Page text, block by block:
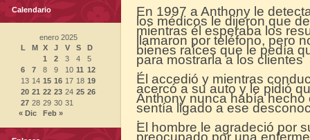
Calendario
enero 2025
L
M X J V S
D
1
2 3 4
5
6
7 8 9 10 11 12
13 14 15 16 17 18 19
20 21 22 23 24 25 26
27 28 29 30 31
« Dic
Feb »
En 1997 a Anthony le
los médicos le dijeron que
mientras él esperaba los
llamaron por teléfono, pero
bienes raíces que le pedía
para mostrarla a los clientes
.
Él accedió y mientras
acercó a su auto y le pidió
Anthony nunca había hecho
sentía ligado a ese
.
El hombre le agradeció por
preocupado por una